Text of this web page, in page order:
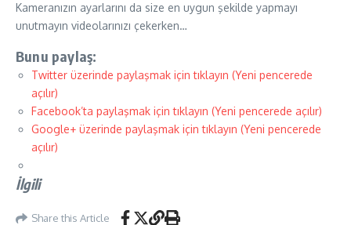
Kameranızın ayarlarını da size en uygun şekilde yapmayı
unutmayın videolarınızı çekerken…
Bunu paylaş:
Twitter üzerinde paylaşmak için tıklayın (Yeni pencerede
açılır)
Facebook’ta paylaşmak için tıklayın (Yeni pencerede açılır)
Google+ üzerinde paylaşmak için tıklayın (Yeni pencerede
açılır)
İlgili
Share this Article